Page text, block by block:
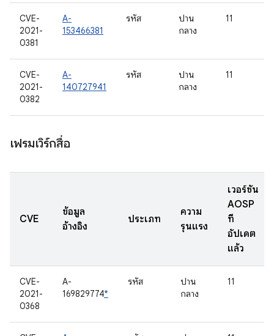
CVE-
2021-
0381
A-
153466381
รหัส
ปาน
กลาง
11
CVE-
2021-
0382
A-
140727941
รหัส
ปาน
กลาง
11
เฟรมเวิร์กสื่อ
CVE
ข้อมูล
อ้างอิง
ประเภท
ความ
รุนแรง
เวอร์ชัน
AOSP
ที่
อัปเดต
แล้ว
CVE-
2021-
0368
A-
169829774*
รหัส
ปาน
กลาง
11